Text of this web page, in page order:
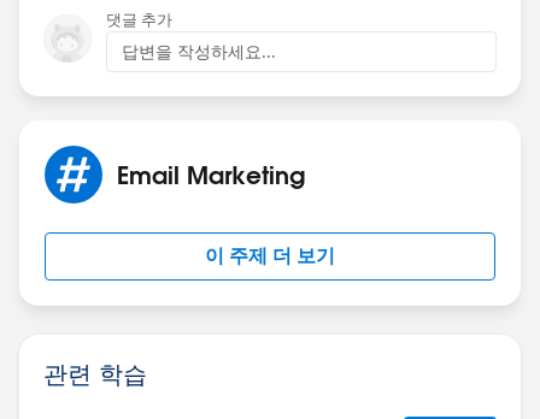
댓글 추가
답변을 작성하세요...
Email Marketing
이 주제 더 보기
관련 학습